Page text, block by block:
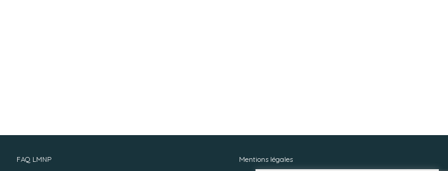
FAQ LMNP Mentions légales